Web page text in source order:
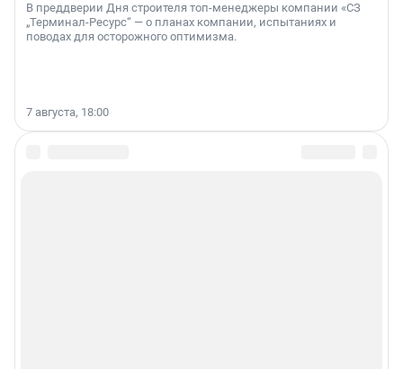
В преддверии Дня строителя топ-менеджеры компании «СЗ
„Терминал-Ресурс“ — о планах компании, испытаниях и
поводах для осторожного оптимизма.
7 августа, 18:00